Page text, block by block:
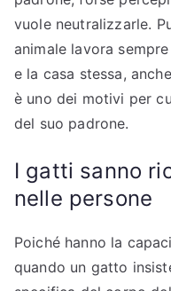
vuole neutralizzarle.
animale lavora
e la casa stessa,
è uno dei motivi per
del suo padrone.
I gatti sanno
nelle persone
Poiché hanno la
quando un gatto